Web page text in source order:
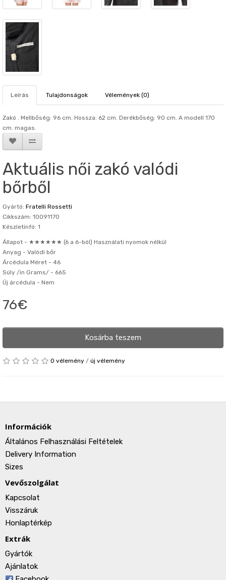
Leírás Tulajdonságok Vélemények (0)
Zakó . Mellbőség: 96 cm. Hosszа: 62 cm. Derékbőség: 90 cm. A modell 170
cm. magas.
Aktuális női zakó valódi
bőrből
Gyártó: Fratelli Rossetti
Cikkszám: 10091170
Készletinfó: 1
Állapot - ★★★★★★ (6 a 6-ból) Használati nyomok nélkül
Anyag - Valódi bőr
Árcédula Méret - 46
Súly /in Grams/ - 665
Új árcédula - Nem
76€
Kosárba teszem
0 vélemény / új vélemény
Információk
Általános Felhasználási Feltételek
Delivery Information
Sizes
Vevőszolgálat
Kapcsolat
Visszáruk
Honlaptérkép
Extrák
Gyártók
Ajánlatok